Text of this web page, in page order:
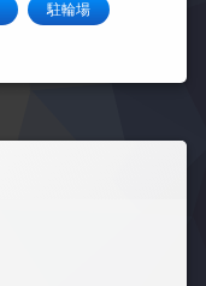
駐輪場